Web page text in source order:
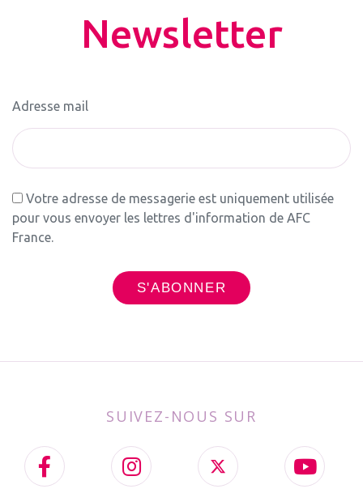
Newsletter
Adresse mail
Votre adresse de messagerie est uniquement utilisée
pour vous envoyer les lettres d'information de AFC
France.
SUIVEZ-NOUS SUR